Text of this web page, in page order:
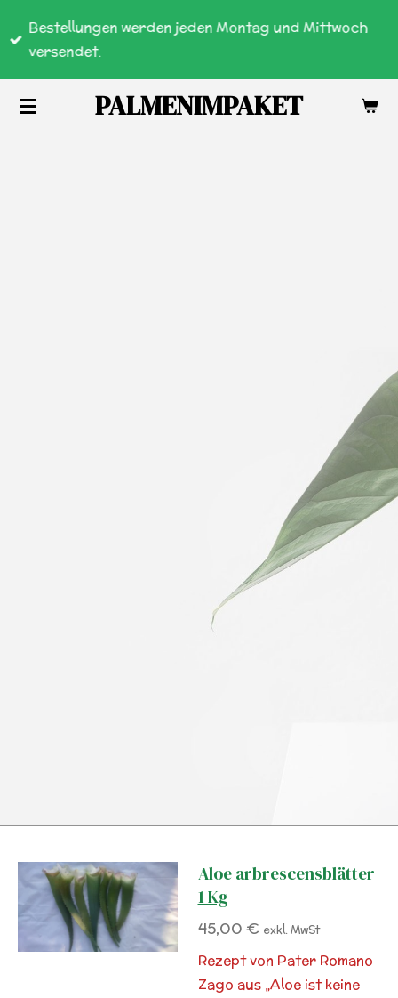
Zum
Hauptinhalt
PALMENIMPAKET
Bestellungen werden jeden Montag und Mittwoch
versendet.
Aloe arbrescensblätter
1 Kg
45,00 € exkl. MwSt
Rezept von Pater Romano
Zago aus „Aloe ist keine